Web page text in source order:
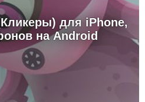
для iPhone,
на Android